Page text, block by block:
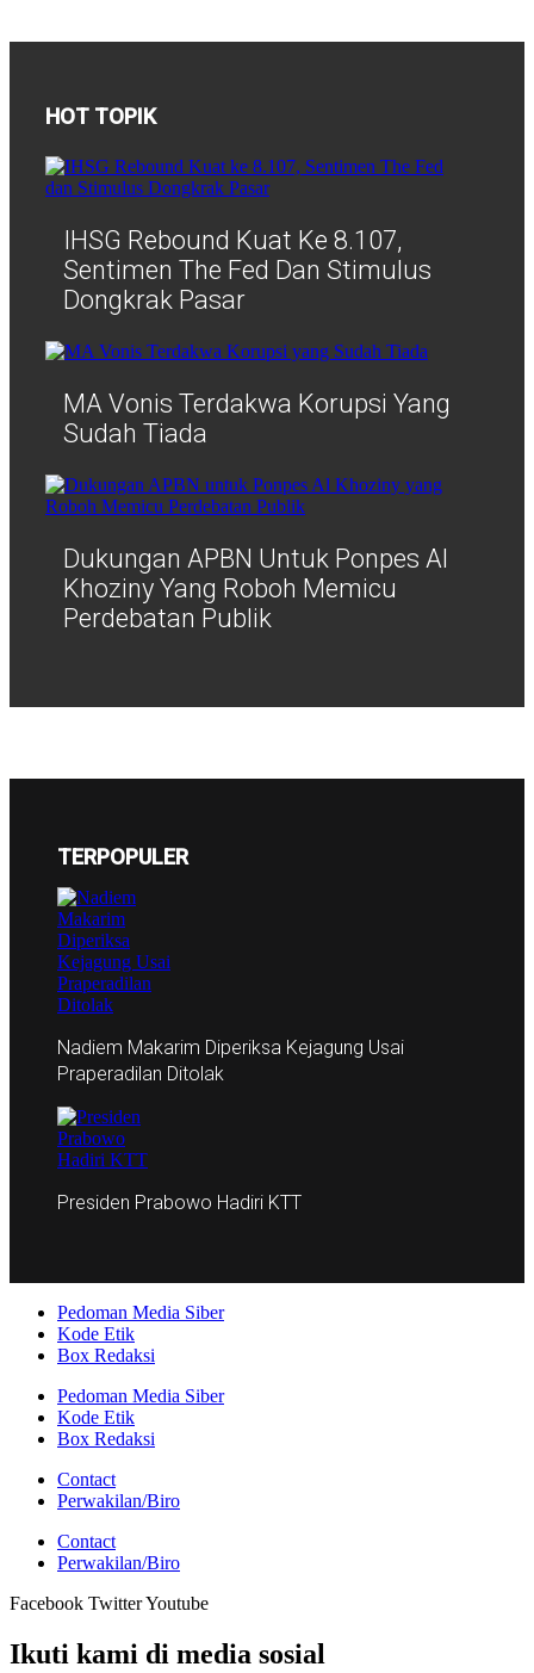
HOT TOPIK
IHSG Rebound Kuat Ke 8.107,
Sentimen The Fed Dan Stimulus
Dongkrak Pasar
MA Vonis Terdakwa Korupsi Yang
Sudah Tiada
Dukungan APBN Untuk Ponpes Al
Khoziny Yang Roboh Memicu
Perdebatan Publik
TERPOPULER
Nadiem Makarim Diperiksa Kejagung Usai
Praperadilan Ditolak
Presiden Prabowo Hadiri KTT
Pedoman Media Siber
Kode Etik
Box Redaksi
Pedoman Media Siber
Kode Etik
Box Redaksi
Contact
Perwakilan/Biro
Contact
Perwakilan/Biro
Facebook TwitterYoutube
Ikuti kami di media sosial